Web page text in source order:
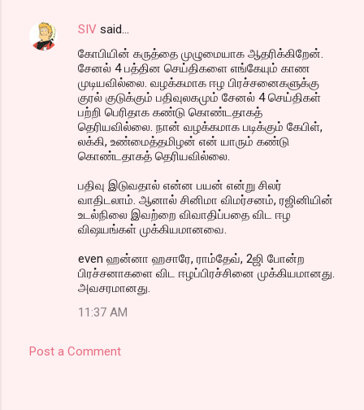
SIV said…
கோபியின் கருத்தை முழுமையாக ஆதரிக்கிறேன்.
சேனல் 4 பத்தின செய்திகளை எங்கேயும் காண
முடியவில்லை. வழக்கமாக ஈழ பிரச்சனைகளுக்கு
குரல் குடுக்கும் பதிவுலகமும் சேனல் 4 செய்திகள்
பற்றி பெரிதாக கண்டு கொண்டதாகத்
தெரியவில்லை. நான் வழக்கமாக படிக்கும் கேபிள்,
லக்கி, உண்மைத்தமிழன் என் யாரும் கண்டு
கொண்டதாகத் தெரியவில்லை.
பதிவு இடுவதால் என்ன பயன் என்று சிலர்
வாதிடலாம். ஆனால் சினிமா விமர்சனம், ரஜினியின்
உடல்நிலை இவற்றை விவாதிப்பதை விட ஈழ
விஷயங்கள் முக்கியமானவை.
even ஹன்னா ஹசாரே, ராம்தேவ், 2ஜி போன்ற
பிரச்சனாகளை விட ஈழப்பிரச்சினை முக்கியமானது.
அவசரமானது.
11:37 AM
Post a Comment